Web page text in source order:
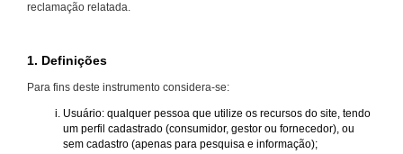
reclamação relatada.
1. Definições
Para fins deste instrumento considera-se:
Usuário: qualquer pessoa que utilize os recursos do site, tendo
um perfil cadastrado (consumidor, gestor ou fornecedor), ou
sem cadastro (apenas para pesquisa e informação);